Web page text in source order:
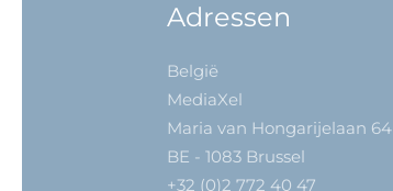
Adressen
België
MediaXel
Maria van Hongarijelaan 64
BE - 1083 Brussel
+32 (0)2 772 40 47